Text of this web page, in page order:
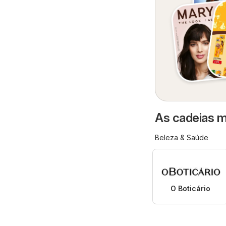
As cadeias
Beleza & Saúde
O Boticário